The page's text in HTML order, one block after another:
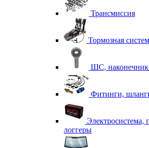
Трансмиссия
Тормозная
ШС,
Фитинги,
Электросистема,
логгеры